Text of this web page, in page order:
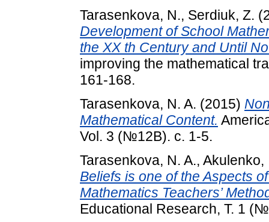
Tarasenkova, N., Serdiuk, Z.
Development of School
the XX th Century and Until
improving the mathematical
161-168.
Tarasenkova, N. A. (2015)
Mathematical Content.
Vol. 3 (№12B). с. 1-5.
Tarasenkova, N. A., Akulenko,
Beliefs is one of the Aspects
Mathematics Teachers’
Educational Research, Т. 1